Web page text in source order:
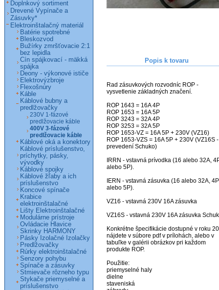
Popis k tovaru
Rad zásuvkových rozvodníc ROP -
vysvetlenie základných značení.
ROP 1643 = 16A 4P
ROP 1653 = 16A 5P
ROP 3243 = 32A 4P
ROP 3253 = 32A 5P
ROP 1653-VZ = 16A 5P + 230V (VZ16)
ROP 1653-VZS = 16A 5P + 230V (VZ16S
prevedení Schuko)
IRRN - vstavná prívodka (16 alebo 32A,
alebo 5P).
IERN - vstavná zásuvka (16 alebo 32A, 4P
alebo 5P).
VZ16 - vstavná 230V 16A zásuvka
VZ16S - vstavná 230V 16A zásuvka
Konkrétne špecifikácie dostupné v roku
nájdete v súbore pdf v prílohách, alebo v
tabuľke v galérii obrázkov pri každom
produkte ROP.
Použitie:
priemyselné haly
dielne
staveniská
Doplnkový sortiment
Drevené Vypínače a
Zásuvky*
Elektroinštalačný materiál
Batérie spotrebné
Bleskozvod
Bužírky zmršťovacie 2:1
bez lepidla
Cín spájkovací - mäkká
spájka
Deony - výkonové ističe
Elektrovýzbroje
Flexošnúry
Káble
Káblové bubny a
predlžovačky
230V 1-fázové
predlžovacie káble
400V 3-fázové
predlžovacie káble
Káblové oká a konektory
Káblové príslušenstvo,
príchytky, pásky,
vývodky
Káblové spojky
Káblové žľaby a ich
príslušenstvo
Koncové spínače
Krabice
elektroinštalačné
Lišty Elektroinštalačné
Modulárne prístroje
Ovládacie Hlavice
Skrinky HARMONY
Pásky Izolačné Izolačky
Predlžovačky
Rúrky elektroinštalačné
Senzory pohybu
Spínače a zásuvky
Stmievače rôzneho typu
Stykače priemyselné a
príslušenstvo